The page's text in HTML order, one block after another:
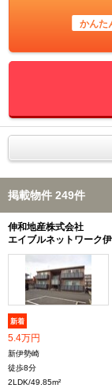
かんた
掲載物件 249件
伸和地産株式会社
エイブルネットワーク
新着
5.4万円
新伊勢崎
徒歩8分
2LDK/49.85m²